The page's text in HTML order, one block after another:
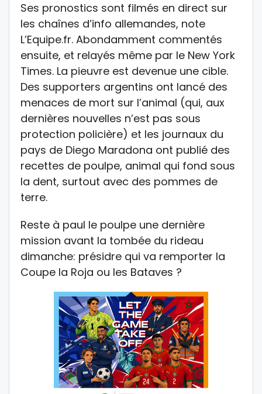
Ses pronostics sont filmés en direct sur
les chaînes d’info allemandes, note
L’Equipe.fr. Abondamment commentés
ensuite, et relayés même par le New York
Times. La pieuvre est devenue une cible.
Des supporters argentins ont lancé des
menaces de mort sur l’animal (qui, aux
dernières nouvelles n’est pas sous
protection policière) et les journaux du
pays de Diego Maradona ont publié des
recettes de poulpe, animal qui fond sous
la dent, surtout avec des pommes de
terre.
Reste à paul le poulpe une dernière
mission avant la tombée du rideau
dimanche: présidre qui va remporter la
Coupe la Roja ou les Bataves ?